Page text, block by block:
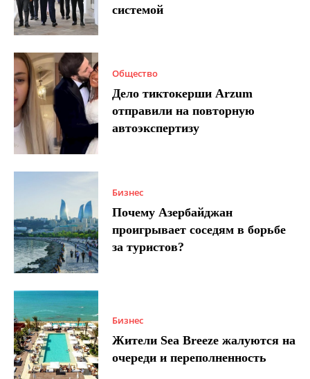
системой
Общество
Дело тиктокерши Arzum
отправили на повторную
автоэкспертизу
Бизнес
Почему Азербайджан
проигрывает соседям в борьбе
за туристов?
Бизнес
Жители Sea Breeze жалуются на
очереди и переполненность